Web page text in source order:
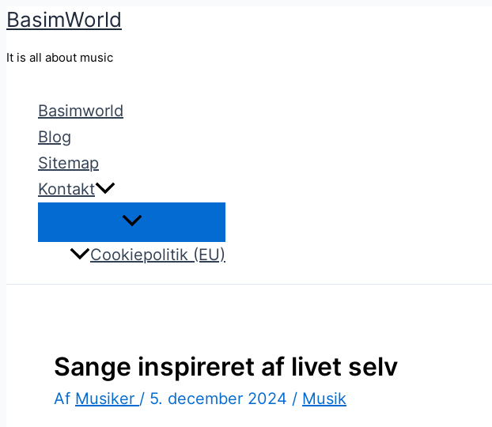
Gå
BasimWorld
It is all about music
Basimworld
Blog
Sitemap
Kontakt
Cookiepolitik (EU)
Sange inspireret af livet selv
Af Musiker / 5. december 2024 / Musik